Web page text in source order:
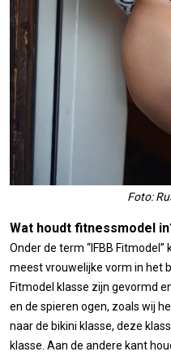
Foto:
Wat houdt fitnessmodel
Onder de term “IFBB
meest vrouwelijke vorm in het
Fitmodel klasse zijn gevormd
en de spieren ogen, zoals wij
naar de bikini klasse, deze
klasse. Aan de andere kant